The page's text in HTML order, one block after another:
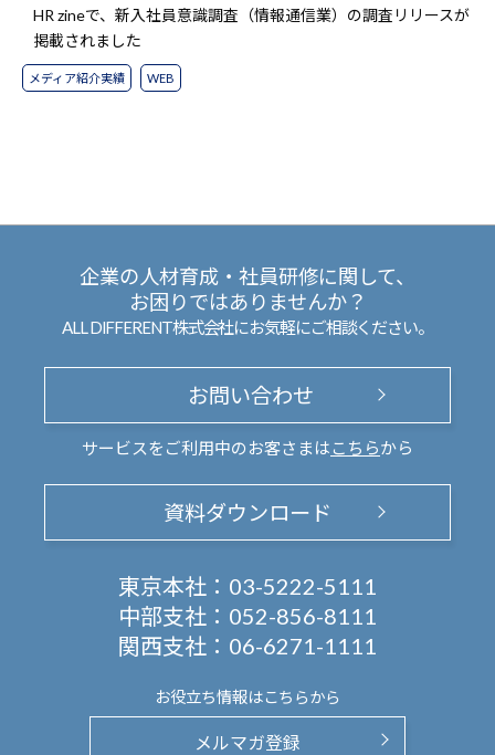
HR zineで、新入社員意識調査（情報通信業）の調査リリースが
掲載されました
メディア紹介実績 WEB
企業の人材育成・社員研修に関して、
お困りではありませんか？
ALL DIFFERENT株式会社にお気軽にご相談ください。
お問い合わせ
サービスをご利用中のお客さまは こちらから
資料ダウンロード
東京本社： 03-5222-5111
中部支社： 052-856-8111
関西支社： 06-6271-1111
お役立ち情報はこちらから
メルマガ登録